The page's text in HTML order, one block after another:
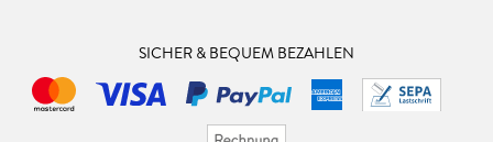
SICHER & BEQUEM BEZAHLEN